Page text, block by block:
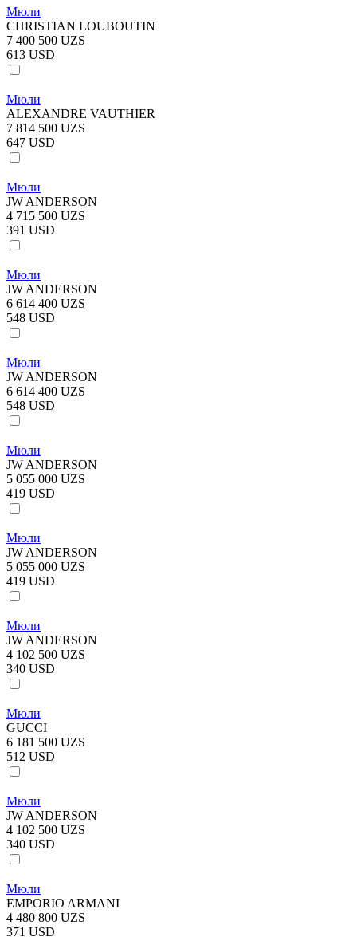
Мюли
CHRISTIAN LOUBOUTIN
7 400 500 UZS
613 USD
Мюли
ALEXANDRE VAUTHIER
7 814 500 UZS
647 USD
Мюли
JW ANDERSON
4 715 500 UZS
391 USD
Мюли
JW ANDERSON
6 614 400 UZS
548 USD
Мюли
JW ANDERSON
6 614 400 UZS
548 USD
Мюли
JW ANDERSON
5 055 000 UZS
419 USD
Мюли
JW ANDERSON
5 055 000 UZS
419 USD
Мюли
JW ANDERSON
4 102 500 UZS
340 USD
Мюли
GUCCI
6 181 500 UZS
512 USD
Мюли
JW ANDERSON
4 102 500 UZS
340 USD
Мюли
EMPORIO ARMANI
4 480 800 UZS
371 USD